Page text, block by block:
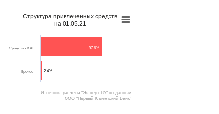
Структура привлеченных средств
на 01.05.21
97.6%
2.4%
Средства ЮЛ
Прочее
Источник: расчеты "Эксперт РА" по данным
ООО "Первый Клиентский Банк"